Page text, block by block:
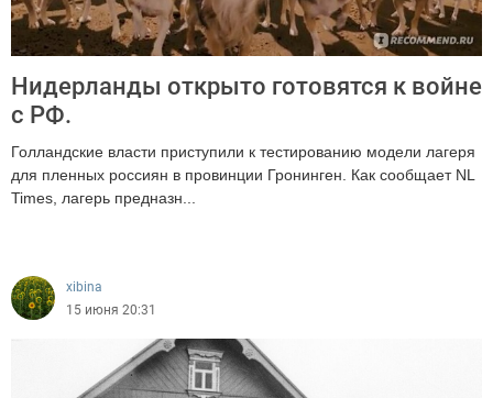
Нидерланды открыто готовятся к войне
с РФ.
Голландские власти приступили к тестированию модели лагеря
для пленных россиян в провинции Гронинген. Как сообщает NL
Times, лагерь предназн...
xibina
15 июня 20:31